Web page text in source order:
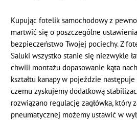
Kupując fotelik samochodowy z
martwić się o poszczególne
bezpieczeństwo Twojej pociechy. Z
Saluki wszystko stanie się niezwykle
chwili montażu dopasowanie kąta
kształtu kanapy w pojeździe
czemu zyskujemy dodatkową
rozwiązano regulację zagłówka, który
pneumatycznej możemy ustawić w